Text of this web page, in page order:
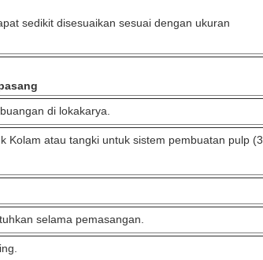
sedikit disesuaikan sesuai dengan ukuran
di lokakarya.
Kolam atau tangki untuk sistem pembuatan pulp (3
selama pemasangan.